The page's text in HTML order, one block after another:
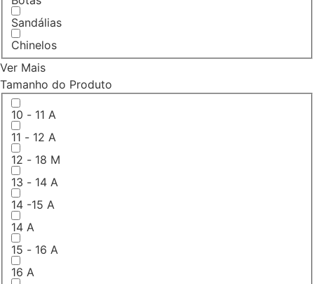
Sandálias
Chinelos
Ver Mais
Tamanho do Produto
10 - 11 A
11 - 12 A
12 - 18 M
13 - 14 A
14 -15 A
14 A
15 - 16 A
16 A